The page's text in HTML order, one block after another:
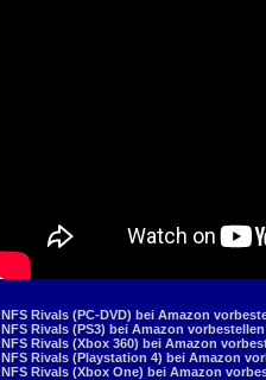
NFS Rivals (PC-DVD) bei Amazon
NFS Rivals (PS3) bei Amazon
NFS Rivals (Xbox 360) bei Amazon
NFS Rivals (Playstation 4) bei Amazon
NFS Rivals (Xbox One) bei Amazon